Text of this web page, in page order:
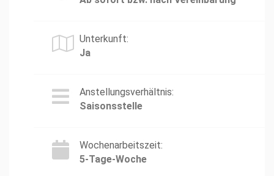
Unterkunft:
Ja
Anstellungsverhältnis:
Saisonsstelle
Wochenarbeitszeit:
5-Tage-Woche